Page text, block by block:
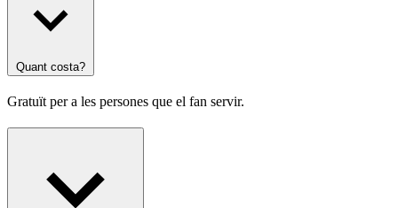
Quant costa?
Gratuït per a les persones que el fan servir.